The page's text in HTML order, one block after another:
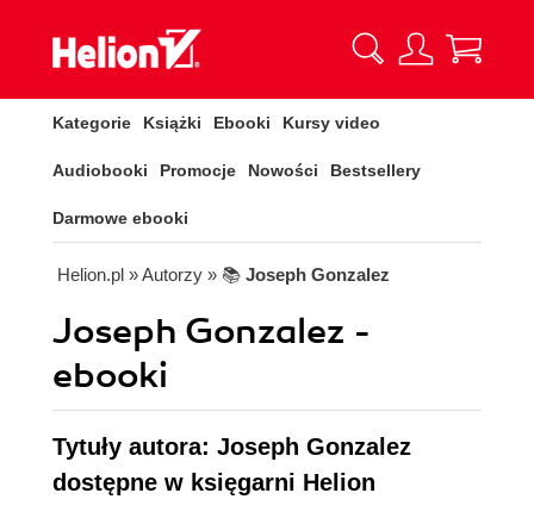
Kategorie Książki Ebooki Kursy video
Audiobooki Promocje Nowości Bestsellery
Darmowe ebooki
Helion.pl » Autorzy » 📚 Joseph Gonzalez
Joseph Gonzalez -
ebooki
Tytuły autora: Joseph Gonzalez
dostępne w księgarni Helion